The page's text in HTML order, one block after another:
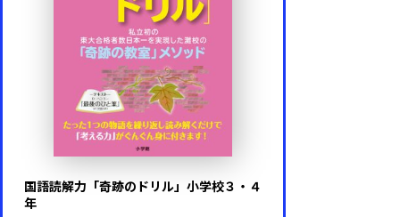
国語読解力「奇跡のドリル」小学校３・４
年